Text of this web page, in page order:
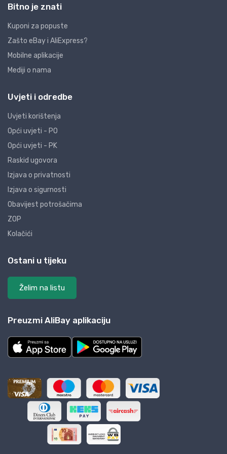
Bitno je znati
Kuponi za popuste
Zašto eBay i AliExpress?
Mobilne aplikacije
Mediji o nama
Uvjeti i odredbe
Uvjeti korištenja
Opći uvjeti - PO
Opći uvjeti - PK
Raskid ugovora
Izjava o privatnosti
Izjava o sigurnosti
Obavijest potrošačima
ZOP
Kolačići
Ostani u tijeku
Želim na listu
Preuzmi AliBay aplikaciju